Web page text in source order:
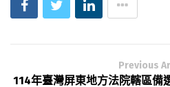
Previous
114年臺灣屏東地方法院轄區備